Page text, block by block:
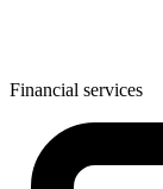
Financial services